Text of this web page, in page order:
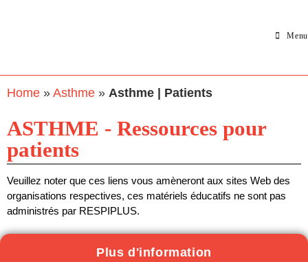
Menu
Home » Asthme » Asthme | Patients
ASTHME - Ressources pour
patients
Veuillez noter que ces liens vous amèneront aux sites Web des
organisations respectives, ces matériels éducatifs ne sont pas
administrés par RESPIPLUS.
Plus d'information